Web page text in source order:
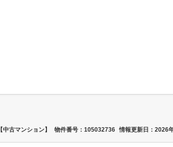
【中古マンション】 物件番号：105032736 情報更新日：2026